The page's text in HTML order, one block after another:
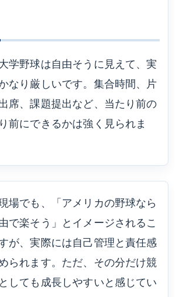
学野球は自由そうに見えて、実
なり厳しいです。集合時間、片
席、課題提出など、当たり前の
前にできるかは強く見られま
場でも、「アメリカの野球なら
で楽そう」とイメージされるこ
が、実際には自己管理と責任感
られます。ただ、その分だけ競
しても成長しやすいと感じてい